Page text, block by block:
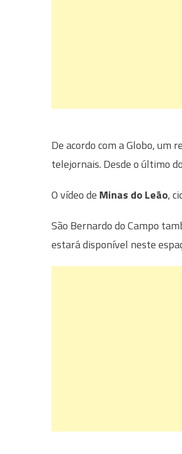
De acordo com a Globo, um
telejornais. Desde o último
O vídeo de Minas do Leão,
São Bernardo do Campo
estará disponível neste